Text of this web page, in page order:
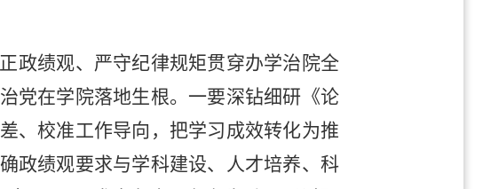
政绩观、严守纪律规矩贯穿办学治院全
党在学院落地生根。一要深钻细研《论
、校准工作导向，把学习成效转化为推
政绩观要求与学科建设、人才培养、科